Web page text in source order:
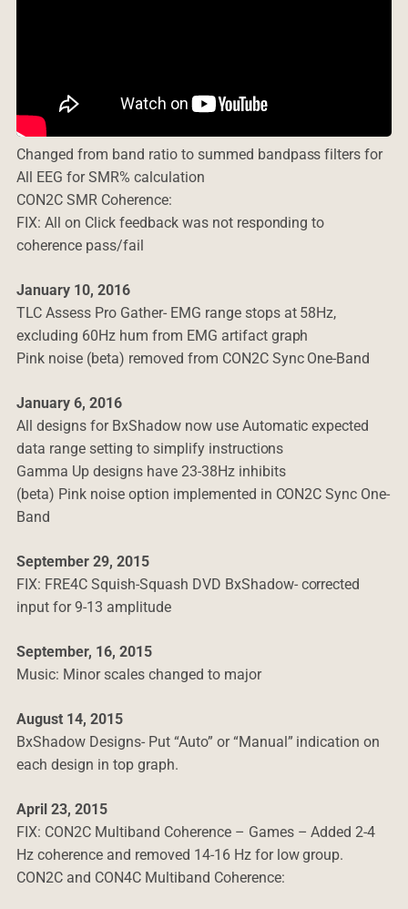
Changed from band ratio to summed bandpass filters for
All EEG for SMR% calculation
CON2C SMR Coherence:
FIX: All on Click feedback was not responding to
coherence pass/fail
January 10, 2016
TLC Assess Pro Gather- EMG range stops at 58Hz,
excluding 60Hz hum from EMG artifact graph
Pink noise (beta) removed from CON2C Sync One-Band
January 6, 2016
All designs for BxShadow now use Automatic expected
data range setting to simplify instructions
Gamma Up designs have 23-38Hz inhibits
(beta) Pink noise option implemented in CON2C Sync One-
Band
September 29, 2015
FIX: FRE4C Squish-Squash DVD BxShadow- corrected
input for 9-13 amplitude
September, 16, 2015
Music: Minor scales changed to major
August 14, 2015
BxShadow Designs- Put “Auto” or “Manual” indication on
each design in top graph.
April 23, 2015
FIX: CON2C Multiband Coherence – Games – Added 2-4
Hz coherence and removed 14-16 Hz for low group.
CON2C and CON4C Multiband Coherence: